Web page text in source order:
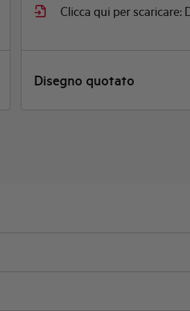
Clicca qui per scaricare:
Disegno quotato